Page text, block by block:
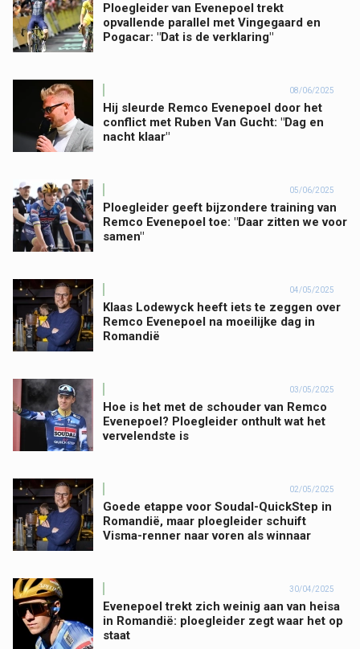
Ploegleider van Evenepoel trekt
opvallende parallel met Vingegaard en
Pogacar: "Dat is de verklaring"
08/06/2025
Hij sleurde Remco Evenepoel door het
conflict met Ruben Van Gucht: "Dag en
nacht klaar"
05/06/2025
Ploegleider geeft bijzondere training van
Remco Evenepoel toe: "Daar zitten we voor
samen"
04/05/2025
Klaas Lodewyck heeft iets te zeggen over
Remco Evenepoel na moeilijke dag in
Romandië
03/05/2025
Hoe is het met de schouder van Remco
Evenepoel? Ploegleider onthult wat het
vervelendste is
02/05/2025
Goede etappe voor Soudal-QuickStep in
Romandië, maar ploegleider schuift
Visma-renner naar voren als winnaar
30/04/2025
Evenepoel trekt zich weinig aan van heisa
in Romandië: ploegleider zegt waar het op
staat